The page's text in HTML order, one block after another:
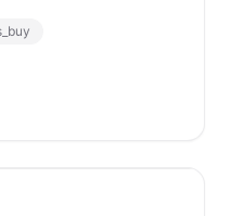
i optymalizację
biznesowego.